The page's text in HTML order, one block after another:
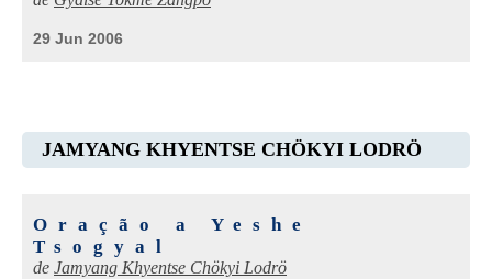
29 Jun 2006
JAMYANG KHYENTSE CHÖKYI LODRÖ
Oração a Yeshe
Tsogyal
de Jamyang Khyentse Chökyi Lodrö